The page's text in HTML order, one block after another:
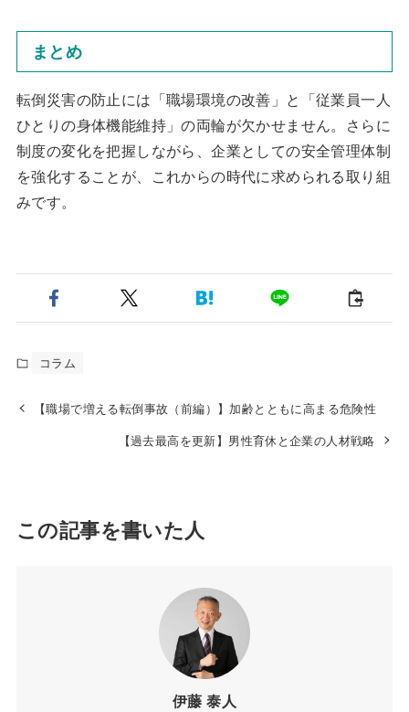
まとめ
転倒災害の防止には「職場環境の改善」と「従業員一人
ひとりの身体機能維持」の両輪が欠かせません。さらに
制度の変化を把握しながら、企業としての安全管理体制
を強化することが、これからの時代に求められる取り組
みです。
コラム
【職場で増える転倒事故（前編）】加齢とともに高まる危険性
【過去最高を更新】男性育休と企業の人材戦略
この記事を書いた人
伊藤 泰人